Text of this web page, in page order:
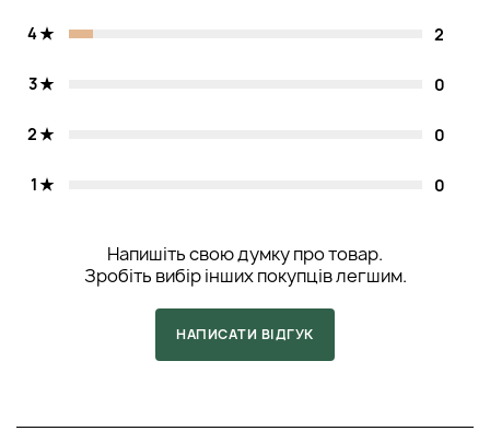
4 2
3 0
2 0
1 0
Напишіть свою думку про товар.
Зробіть вибір інших покупців легшим.
НАПИСАТИ ВІДГУК